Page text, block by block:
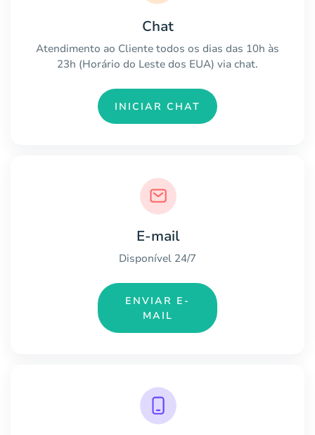
Chat
Atendimento ao Cliente todos os dias das 10h às
23h (Horário do Leste dos EUA) via chat.
INICIAR CHAT
E-mail
Disponível 24/7
ENVIAR E-
MAIL